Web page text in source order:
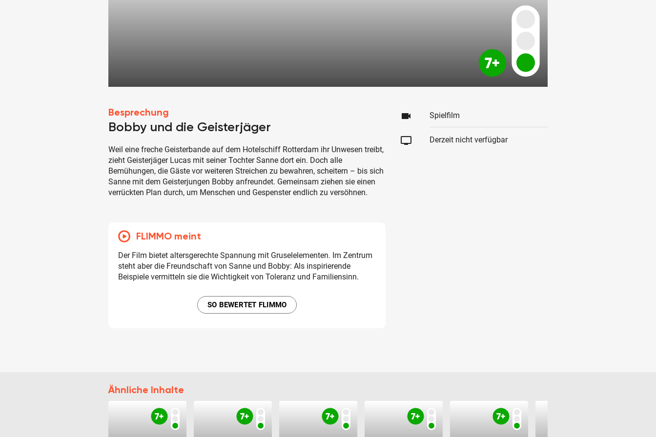
Besprechung
Bobby und die Geisterjäger
Weil eine freche Geisterbande auf dem Hotelschiff Rotterdam ihr Unwesen treibt,
zieht Geisterjäger Lucas mit seiner Tochter Sanne dort ein. Doch alle
Bemühungen, die Gäste vor weiteren Streichen zu bewahren, scheitern – bis sich
Sanne mit dem Geisterjungen Bobby anfreundet. Gemeinsam ziehen sie einen
verrückten Plan durch, um Menschen und Gespenster endlich zu versöhnen.
FLIMMO meint
Der Film bietet altersgerechte Spannung mit Gruselelementen. Im Zentrum
steht aber die Freundschaft von Sanne und Bobby: Als inspirierende
Beispiele vermitteln sie die Wichtigkeit von Toleranz und Familiensinn.
SO BEWERTET FLIMMO
videocam Spielfilm
tv Derzeit nicht verfügbar
Ähnliche Inhalte